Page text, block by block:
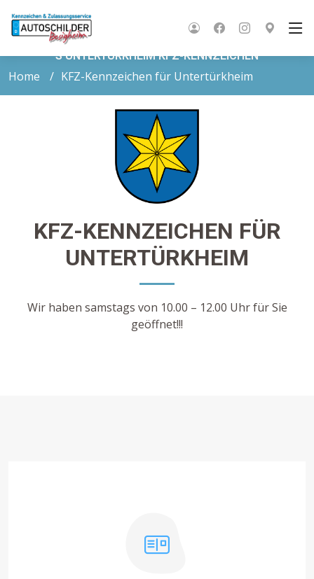
S UNTERTÜRKHEIM KFZ-KENNZEICHEN
Home KFZ-Kennzeichen für Untertürkheim
KFZ-KENNZEICHEN FÜR
UNTERTÜRKHEIM
Wir haben samstags von 10.00 – 12.00 Uhr für Sie
geöffnet!!!